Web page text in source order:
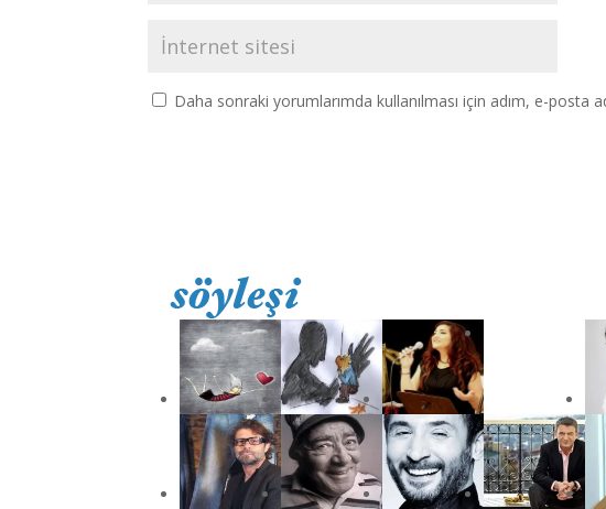
Daha sonraki yorumlarımda kullanılması için adım, e-posta